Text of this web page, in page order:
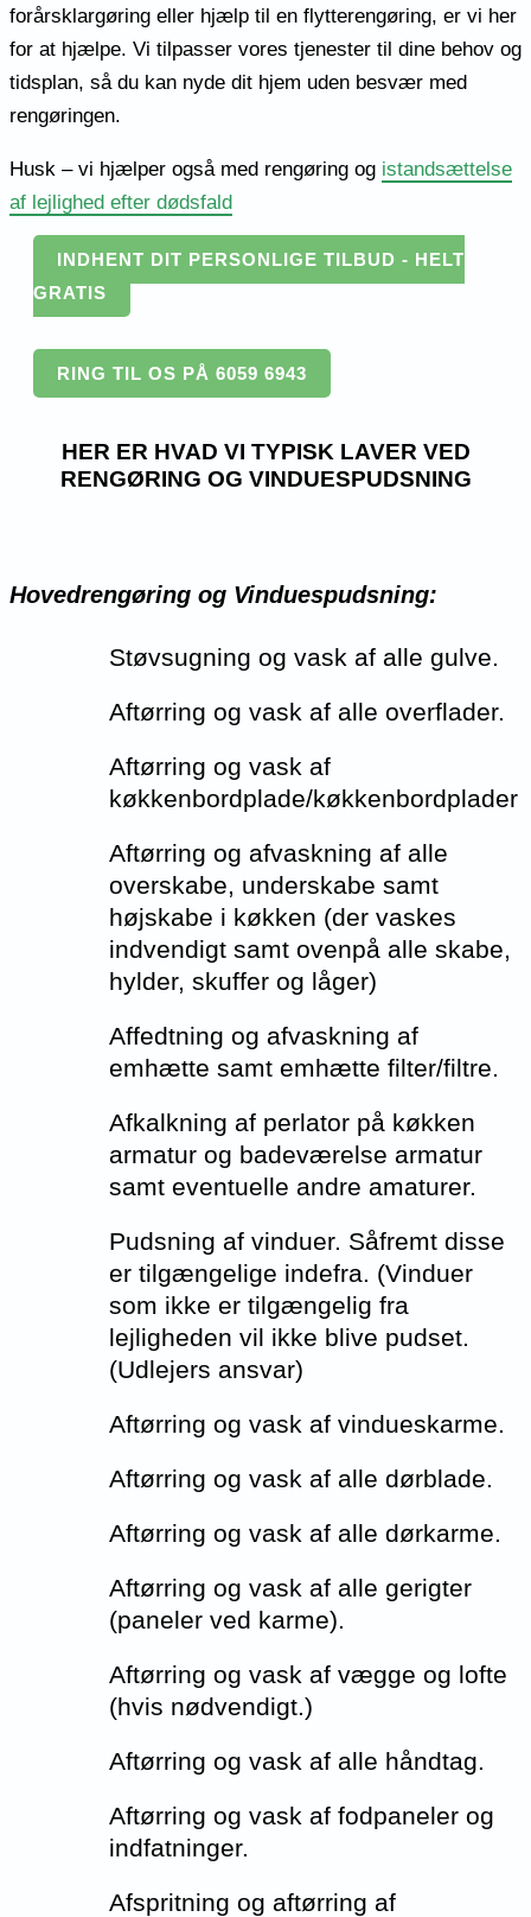
forårsklargøring eller hjælp til en flytterengøring, er vi her
for at hjælpe. Vi tilpasser vores tjenester til dine behov og
tidsplan, så du kan nyde dit hjem uden besvær med
rengøringen.
Husk – vi hjælper også med rengøring og istandsættelse
af lejlighed efter dødsfald
INDHENT DIT PERSONLIGE TILBUD - HELT
GRATIS
RING TIL OS PÅ 6059 6943
HER ER HVAD VI TYPISK LAVER VED
RENGØRING OG VINDUESPUDSNING
Hovedrengøring og Vinduespudsning:
Støvsugning og vask af alle gulve.
Aftørring og vask af alle overflader.
Aftørring og vask af
køkkenbordplade/køkkenbordplader
Aftørring og afvaskning af alle
overskabe, underskabe samt
højskabe i køkken (der vaskes
indvendigt samt ovenpå alle skabe,
hylder, skuffer og låger)
Affedtning og afvaskning af
emhætte samt emhætte filter/filtre.
Afkalkning af perlator på køkken
armatur og badeværelse armatur
samt eventuelle andre amaturer.
Pudsning af vinduer. Såfremt disse
er tilgængelige indefra. (Vinduer
som ikke er tilgængelig fra
lejligheden vil ikke blive pudset.
(Udlejers ansvar)
Aftørring og vask af vindueskarme.
Aftørring og vask af alle dørblade.
Aftørring og vask af alle dørkarme.
Aftørring og vask af alle gerigter
(paneler ved karme).
Aftørring og vask af vægge og lofte
(hvis nødvendigt.)
Aftørring og vask af alle håndtag.
Aftørring og vask af fodpaneler og
indfatninger.
Afspritning og aftørring af